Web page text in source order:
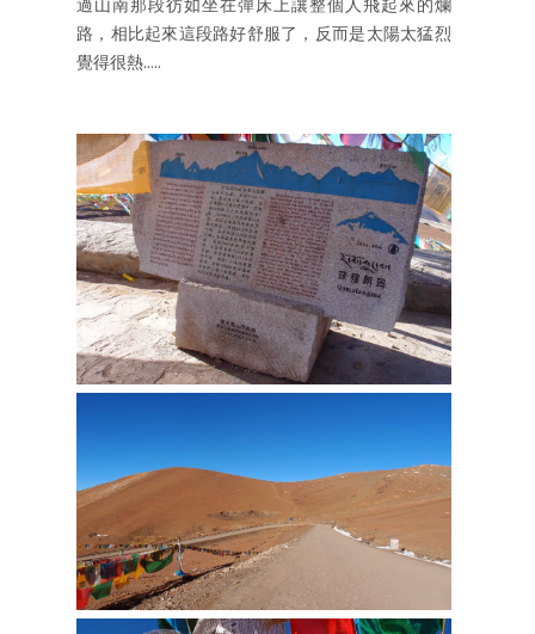
過山南那段彷如坐在彈床上讓整個人飛起來的爛
路，相比起來這段路好舒服了，反而是太陽太猛烈
覺得很熱.....